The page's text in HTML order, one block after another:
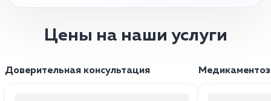
Цены на наши услуги
Доверительная консультация